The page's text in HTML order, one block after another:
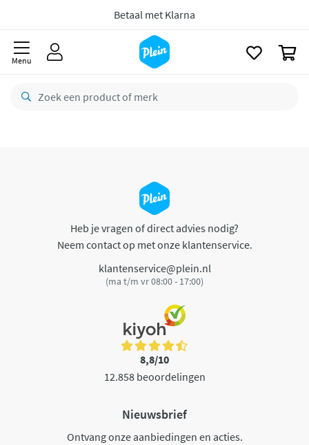
Betaal met Klarna
Menu
Heb je vragen of direct advies nodig?
Neem contact op met onze klantenservice.
klantenservice@plein.nl
(ma t/m vr 08:00 - 17:00)
8,8/10
12.858 beoordelingen
Nieuwsbrief
Ontvang onze aanbiedingen en acties.